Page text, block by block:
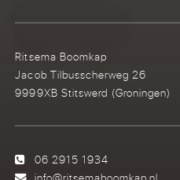
Ritsema Boomkap
Jacob Tilbusscherweg 26
9999XB Stitswerd (Groningen)
06 2915 1934